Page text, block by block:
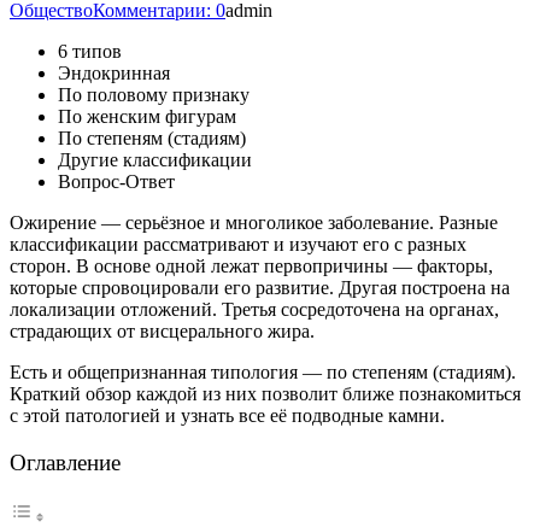
ОбществоКомментарии: 0admin
6 типов
Эндокринная
По половому признаку
По женским фигурам
По степеням (стадиям)
Другие классификации
Вопрос-Ответ
Ожирение — серьёзное и многоликое заболевание. Разные
классификации рассматривают и изучают его с разных
сторон. В основе одной лежат первопричины — факторы,
которые спровоцировали его развитие. Другая построена на
локализации отложений. Третья сосредоточена на органах,
страдающих от висцерального жира.
Есть и общепризнанная типология — по степеням (стадиям).
Краткий обзор каждой из них позволит ближе познакомиться
с этой патологией и узнать все её подводные камни.
Оглавление